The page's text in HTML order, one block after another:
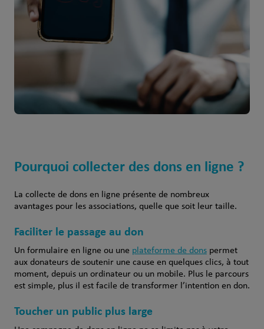
Pourquoi collecter des dons en ligne ?
La collecte de dons en ligne présente de nombreux
avantages pour les associations, quelle que soit leur taille.
Faciliter le passage au don
Un formulaire en ligne ou une plateforme de donspermet
aux donateurs de soutenir une cause en quelques clics, à tout
moment, depuis un ordinateur ou un mobile. Plus le parcours
est simple, plus il est facile de transformer l’intention en don.
Toucher un public plus large